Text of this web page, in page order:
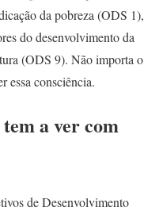
da pobreza (ODS 1),
do desenvolvimento da
(ODS 9). Não importa o
essa consciência.
a ver com
de Desenvolvimento